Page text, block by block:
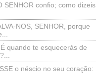
SENHOR confio; como dizeis
NOS, SENHOR, porque
quando te esquecerás de
o néscio no seu coração: